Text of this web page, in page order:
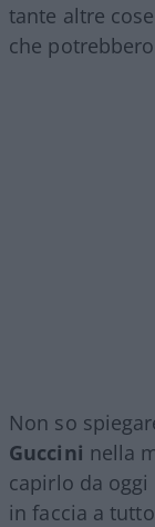
tante altre
che
Non so
Guccini nella
capirlo da
in faccia a